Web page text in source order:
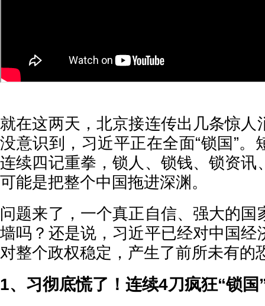
就在这两天，北京接连传出几条惊人
没意识到，习近平正在全面“锁国”。
连续四记重拳，锁人、锁钱、锁资讯
可能是把整个中国拖进深渊。
问题来了，一个真正自信、强大的国
墙吗？还是说，习近平已经对中国经
对整个政权稳定，产生了前所未有的
1、习彻底慌了！连续4刀疯狂“锁